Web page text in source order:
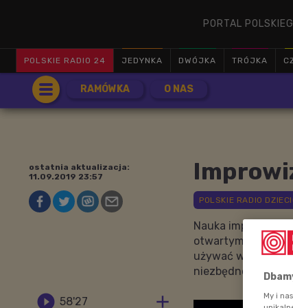
PORTAL
POLSKIE RADIO 24 JEDYNKA DWÓJKA TRÓJKA
RAMÓWKA O NAS
ostatnia aktualizacja:
11.09.2019 23:57
Nauka
otwartym na
używać właściwie
niezbędne do
 58'27  My i